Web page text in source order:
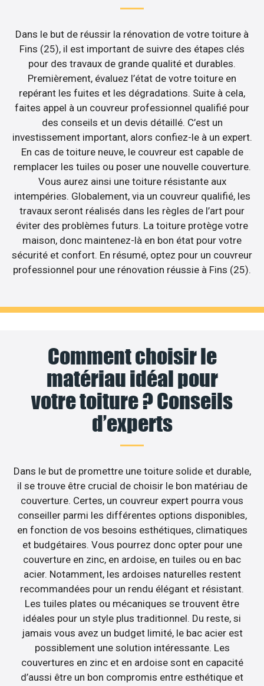
Dans le but de réussir la rénovation de votre toiture à
Fins (25), il est important de suivre des étapes clés
pour des travaux de grande qualité et durables.
Premièrement, évaluez l’état de votre toiture en
repérant les fuites et les dégradations. Suite à cela,
faites appel à un couvreur professionnel qualifié pour
des conseils et un devis détaillé. C’est un
investissement important, alors confiez-le à un expert.
En cas de toiture neuve, le couvreur est capable de
remplacer les tuiles ou poser une nouvelle couverture.
Vous aurez ainsi une toiture résistante aux
intempéries. Globalement, via un couvreur qualifié, les
travaux seront réalisés dans les règles de l’art pour
éviter des problèmes futurs. La toiture protège votre
maison, donc maintenez-là en bon état pour votre
sécurité et confort. En résumé, optez pour un couvreur
professionnel pour une rénovation réussie à Fins (25).
Comment choisir le
matériau idéal pour
votre toiture ? Conseils
d’experts
Dans le but de promettre une toiture solide et durable,
il se trouve être crucial de choisir le bon matériau de
couverture. Certes, un couvreur expert pourra vous
conseiller parmi les différentes options disponibles,
en fonction de vos besoins esthétiques, climatiques
et budgétaires. Vous pourrez donc opter pour une
couverture en zinc, en ardoise, en tuiles ou en bac
acier. Notamment, les ardoises naturelles restent
recommandées pour un rendu élégant et résistant.
Les tuiles plates ou mécaniques se trouvent être
idéales pour un style plus traditionnel. Du reste, si
jamais vous avez un budget limité, le bac acier est
possiblement une solution intéressante. Les
couvertures en zinc et en ardoise sont en capacité
d’aussi être un bon compromis entre esthétique et